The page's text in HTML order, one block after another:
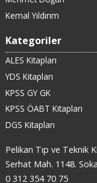
Kemal Yıldırım
Kategoriler
ALES Kitapları
YDS Kitapları
KPSS GY GK
KPSS ÖABT Kitapları
DGS Kitapları
Pelikan Tıp ve Teknik
Serhat Mah. 1148.
0 312 354 70 75